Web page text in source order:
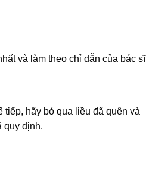
và làm theo chỉ dẫn của bác sĩ
tiếp, hãy bỏ qua liều đã quên và
quy định.